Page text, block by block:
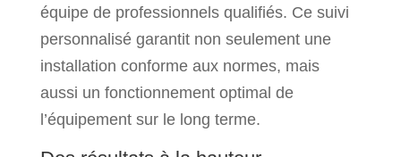
équipe de professionnels qualifiés. Ce suivi
personnalisé garantit non seulement une
installation conforme aux normes, mais
aussi un fonctionnement optimal de
l’équipement sur le long terme.